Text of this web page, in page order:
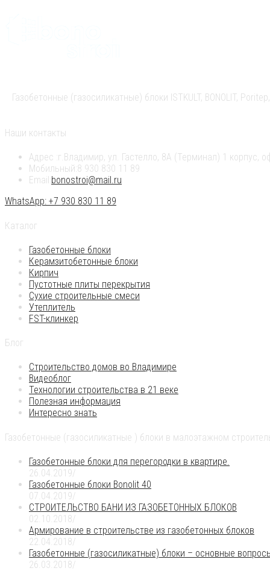
Газобетонные (газосиликатные) блоки ISTKULT, BONOLIT,
Наши контакты
Адрес : г.Владимир, ул. Гастелло, 8А (Терминал) 1 корпус,
Мобильный: 8 930 830 11 89
Email: bonostroi@mail.ru
WhatsApp: +7 930 830 11 89
Каталог
Газобетонные блоки
Керамзитобетонные блоки
Кирпич
Пустотные плиты перекрытия
Сухие строительные смеси
Утеплитель
FST-клинкер
Блог
Строительство домов во Владимире
Видеоблог
Технологии строительства в 21 веке
Полезная информация
Интересно знать
Газобетонные (газосиликатные ) блоки в малоэтажном
Газобетонные блоки для перегородки в квартире.
26.04.2019/
Газобетонные блоки Bonolit 40
07.04.2019/
СТРОИТЕЛЬСТВО БАНИ ИЗ ГАЗОБЕТОННЫХ БЛОКОВ
02.10.2018/
Армирование в строительстве из газобетонных блоков
22.04.2018/
Газобетонные (газосиликатные) блоки – основные
26.03.2018/